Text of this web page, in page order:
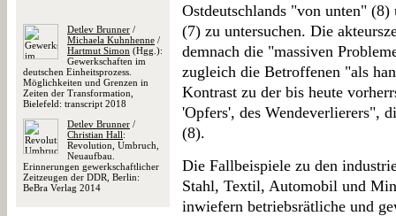
Detlev Brunner /
Michaela Kuhnhenne /
Hartmut Simon (Hgg.):
Gewerkschaften im
deutschen Einheitsprozess.
Möglichkeiten und Grenzen in
Zeiten der Transformation,
Bielefeld: transcript 2018
Detlev Brunner /
Christian Hall:
Revolution, Umbruch,
Neuaufbau.
Erinnerungen gewerkschaftlicher
Zeitzeugen der DDR, Berlin:
BeBra Verlag 2014
Ostdeutschlands "von unten"
(7) zu untersuchen. Die
demnach die "massiven
zugleich die Betroffenen "als
Kontrast zu der bis heute
'Opfers', des Wendeverlierers",
(8).
Die Fallbeispiele zu den
Stahl, Textil, Automobil und
inwiefern betriebsrätliche und